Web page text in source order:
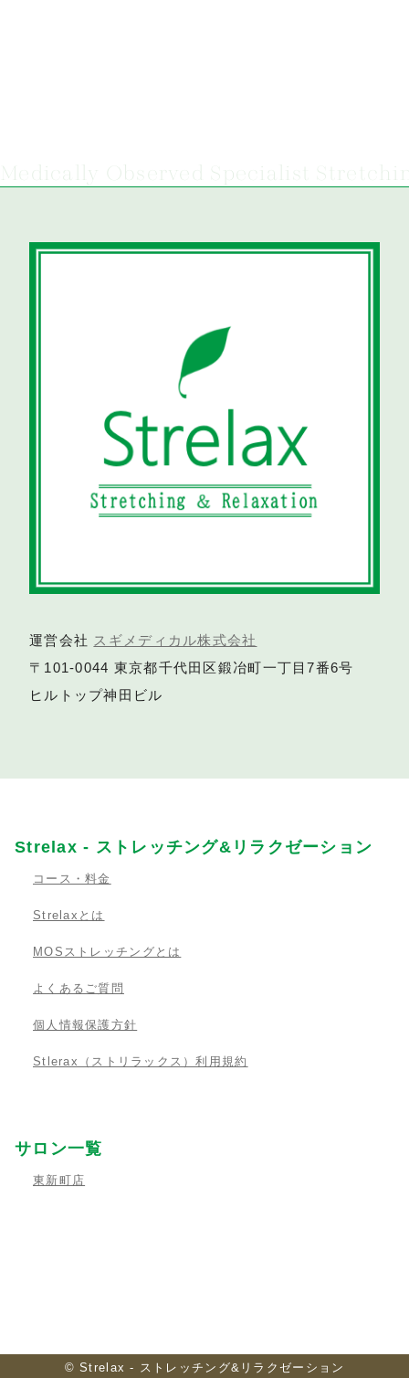
運営会社 スギメディカル株式会社
〒101-0044 東京都千代田区鍛冶町一丁目7番6号
ヒルトップ神田ビル
Strelax - ストレッチング&リラクゼーション
コース・料金
Strelaxとは
MOSストレッチングとは
よくあるご質問
個人情報保護方針
Stlerax（ストリラックス）利用規約
サロン一覧
東新町店
© Strelax - ストレッチング&リラクゼーション